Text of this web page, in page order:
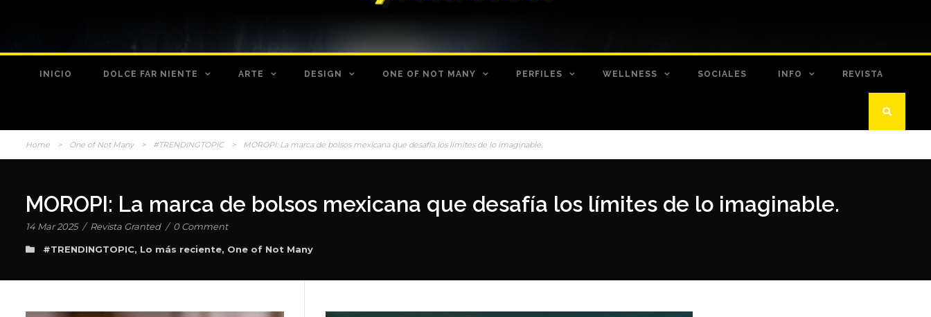
INICIO DOLCE FAR NIENTE ARTE DESIGN ONE OF NOT MANY PERFILES WELLNESS SOCIALES INFO REVISTA
Home > One of Not Many > #TRENDINGTOPIC > MOROPI: La marca de bolsos mexicana que desafía los límites de lo imaginable.
MOROPI: La marca de bolsos mexicana que desafía los límites de lo imaginable.
14 Mar 2025 / Revista Granted / 0 Comment
#TRENDINGTOPIC, Lo más reciente, One of Not Many